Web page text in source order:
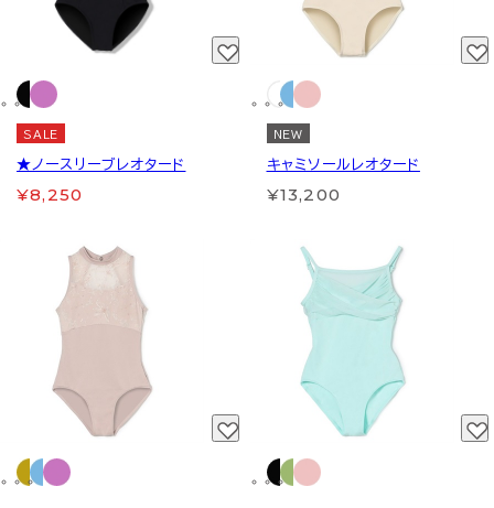
SALE
★ノースリーブレオタード
¥8,250
NEW
キャミソールレオタード
¥13,200